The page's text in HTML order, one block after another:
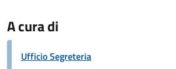
A cura di
Ufficio Segreteria